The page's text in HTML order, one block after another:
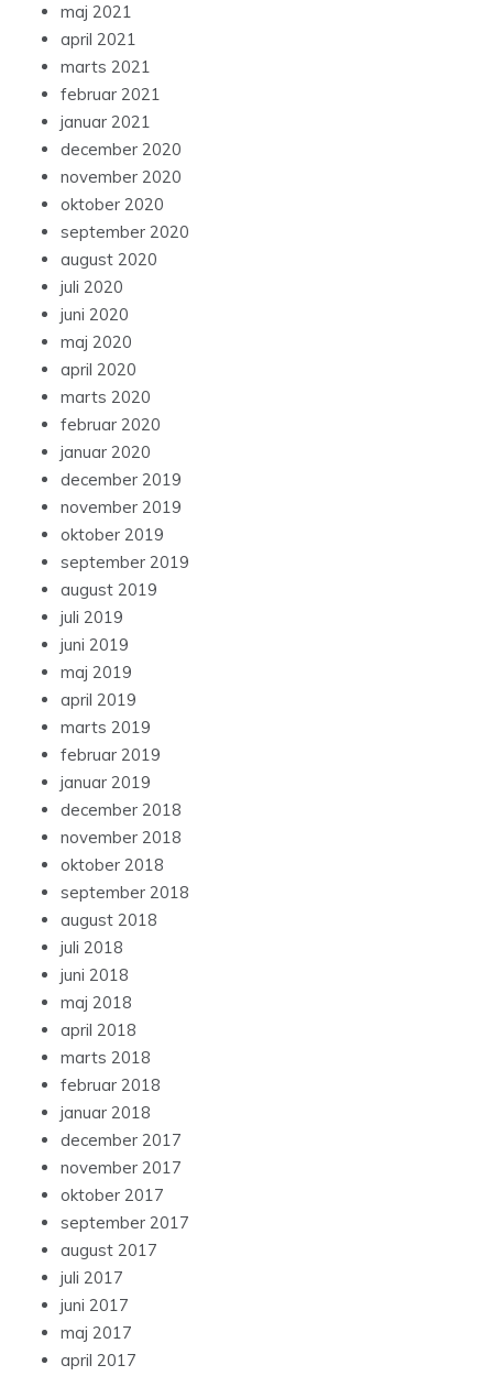
maj 2021
april 2021
marts 2021
februar 2021
januar 2021
december 2020
november 2020
oktober 2020
september 2020
august 2020
juli 2020
juni 2020
maj 2020
april 2020
marts 2020
februar 2020
januar 2020
december 2019
november 2019
oktober 2019
september 2019
august 2019
juli 2019
juni 2019
maj 2019
april 2019
marts 2019
februar 2019
januar 2019
december 2018
november 2018
oktober 2018
september 2018
august 2018
juli 2018
juni 2018
maj 2018
april 2018
marts 2018
februar 2018
januar 2018
december 2017
november 2017
oktober 2017
september 2017
august 2017
juli 2017
juni 2017
maj 2017
april 2017